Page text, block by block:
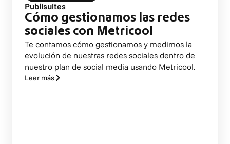
Publisuites
Cómo gestionamos las redes
sociales con Metricool
Te contamos cómo gestionamos y medimos la
evolución de nuestras redes sociales dentro de
nuestro plan de social media usando Metricool.
Leer más